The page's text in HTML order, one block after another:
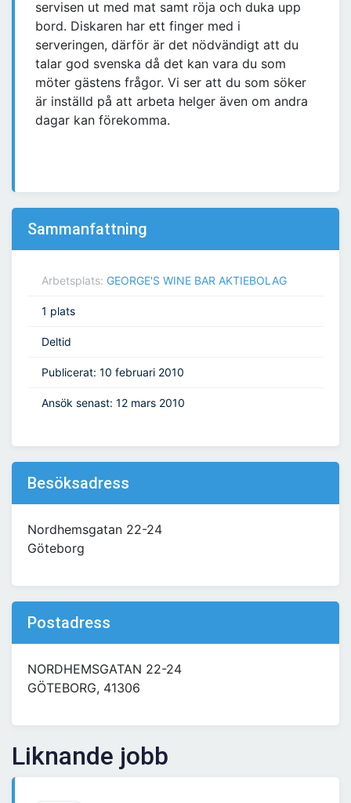
servisen ut med mat samt röja och duka upp
bord. Diskaren har ett finger med i
serveringen, därför är det nödvändigt att du
talar god svenska då det kan vara du som
möter gästens frågor. Vi ser att du som söker
är inställd på att arbeta helger även om andra
dagar kan förekomma.
Sammanfattning
Arbetsplats: GEORGE'S WINE BAR AKTIEBOLAG
1 plats
Deltid
Publicerat: 10 februari 2010
Ansök senast: 12 mars 2010
Besöksadress
Nordhemsgatan 22-24
Göteborg
Postadress
NORDHEMSGATAN 22-24
GÖTEBORG, 41306
Liknande jobb